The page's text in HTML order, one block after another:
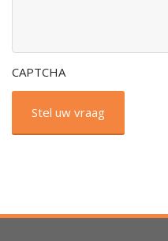
CAPTCHA